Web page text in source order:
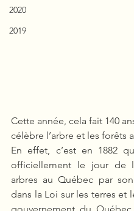
2020
2019
Cette année, cela fait 140
célèbre l’arbre et les forêts
En effet, c’est en 1882
officiellement le jour de
arbres au Québec par
dans la Loi sur les terres et
gouvernement du